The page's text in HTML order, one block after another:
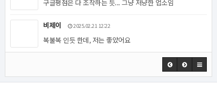
구글평점은 다 조작하는 듯... 그냥 저냥한 업소임
비제이 2025.02.21 12:22
복불복 인듯 한데, 저는 좋았어요